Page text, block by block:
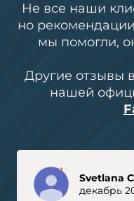
Не все наши
но
мы помогли,
Другие отзывы
нашей
Svetlana
декабрь